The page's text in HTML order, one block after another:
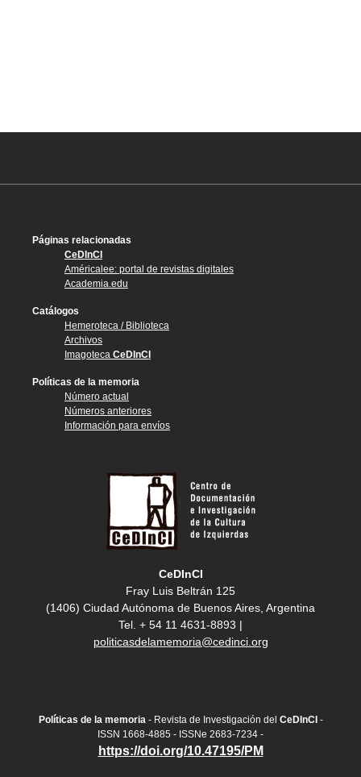
Páginas relacionadas
CeDInCI
Américalee: portal de revistas digitales
Academia.edu
Catálogos
Hemeroteca / Biblioteca
Archivos
Imagoteca CeDInCI
Políticas de la memoria
Número actual
Números anteriores
Información para envíos
CeDInCI
Fray Luis Beltrán 125
(1406) Ciudad Autónoma de Buenos Aires, Argentina
Tel. + 54 11 4631-8893 |
politicasdelamemoria@cedinci.org
Políticas de la memoria- Revista de Investigación del CeDInCI -
ISSN 1668-4885 - ISSNe 2683-7234 -
https://doi.org/10.47195/PM